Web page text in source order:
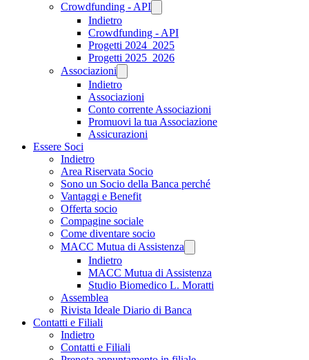
Crowdfunding - API
Indietro
Crowdfunding - API
Progetti 2024_2025
Progetti 2025_2026
Associazioni
Indietro
Associazioni
Conto corrente Associazioni
Promuovi la tua Associazione
Assicurazioni
Essere Soci
Indietro
Area Riservata Socio
Sono un Socio della Banca perché
Vantaggi e Benefit
Offerta socio
Compagine sociale
Come diventare socio
MACC Mutua di Assistenza
Indietro
MACC Mutua di Assistenza
Studio Biomedico L. Moratti
Assemblea
Rivista Ideale Diario di Banca
Contatti e Filiali
Indietro
Contatti e Filiali